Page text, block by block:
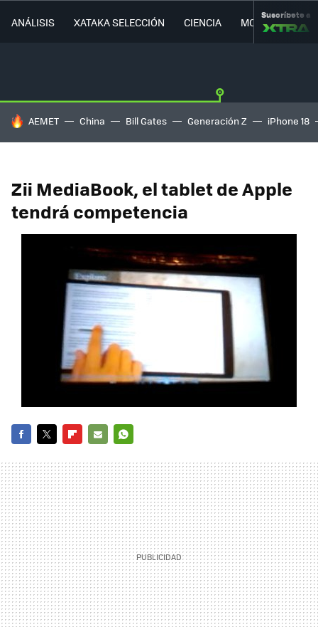
ANÁLISIS XATAKA SELECCIÓN CIENCIA MOVILIDAD
Suscríbete a
HOY SE HABLA DE
AEMET China Bill Gates Generación Z iPhone 18
Zii MediaBook, el tablet de Apple
tendrá competencia
MAIL